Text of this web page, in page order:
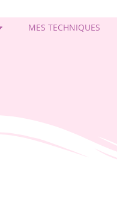
MES TECHNIQUES